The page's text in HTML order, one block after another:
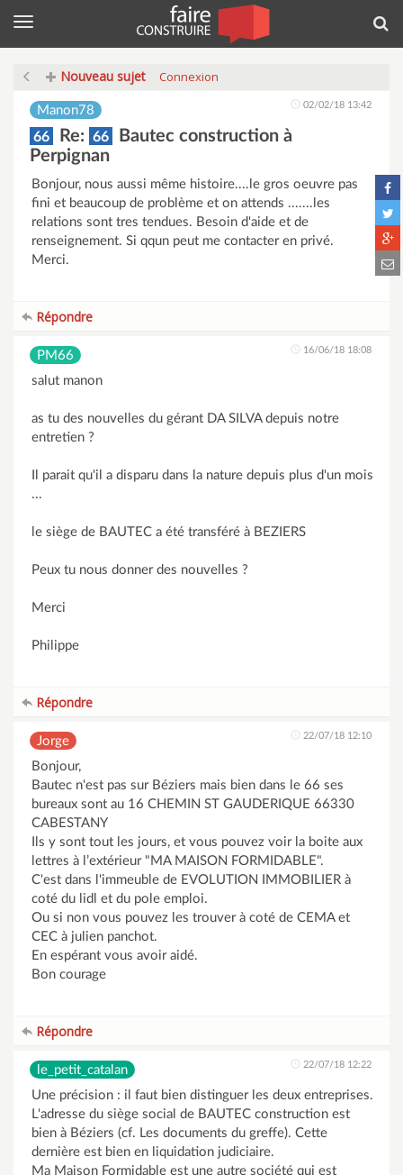
Menu
Nouveau sujet Connexion
Manon78 02/02/18 13:42
66 Re: 66
Bautec construction à
Perpignan
Bonjour, nous aussi même histoire....le gros oeuvre pas
fini et beaucoup de problème et on attends .......les
relations sont tres tendues. Besoin d'aide et de
renseignement. Si qqun peut me contacter en privé.
Merci.
Répondre
PM66 16/06/18 18:08
salut manon
as tu des nouvelles du gérant DA SILVA depuis notre
entretien ?
Il parait qu'il a disparu dans la nature depuis plus d'un mois
...
le siège de BAUTEC a été transféré à BEZIERS
Peux tu nous donner des nouvelles ?
Merci
Philippe
Répondre
Jorge 22/07/18 12:10
Bonjour,
Bautec n'est pas sur Béziers mais bien dans le 66 ses
bureaux sont au 16 CHEMIN ST GAUDERIQUE 66330
CABESTANY
Ils y sont tout les jours, et vous pouvez voir la boite aux
lettres à l’extérieur "MA MAISON FORMIDABLE".
C'est dans l'immeuble de EVOLUTION IMMOBILIER à
coté du lidl et du pole emploi.
Ou si non vous pouvez les trouver à coté de CEMA et
CEC à julien panchot.
En espérant vous avoir aidé.
Bon courage
Répondre
le_petit_catalan 22/07/18 12:22
Une précision : il faut bien distinguer les deux entreprises.
L'adresse du siège social de BAUTEC construction est
bien à Béziers (cf. Les documents du greffe). Cette
dernière est bien en liquidation judiciaire.
Ma Maison Formidable est une autre société qui est